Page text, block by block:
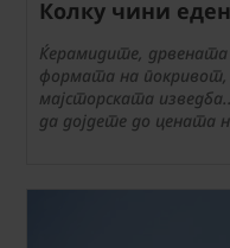
Колку чини
Ќерамидите,
формата на
мајсторската
да дојдете до цената